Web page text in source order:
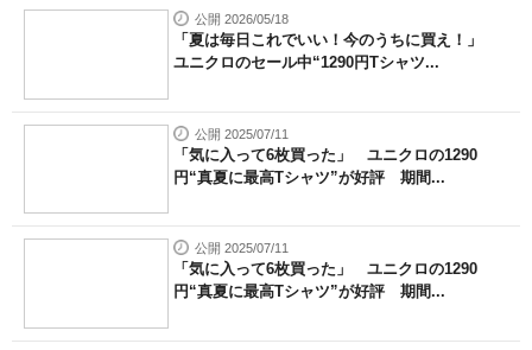
公開 2026/05/18
「夏は毎日これでいい！今のうちに買え！」
ユニクロのセール中“1290円Tシャツ...
公開 2025/07/11
「気に入って6枚買った」 ユニクロの1290
円“真夏に最高Tシャツ”が好評 期間...
公開 2025/07/11
「気に入って6枚買った」 ユニクロの1290
円“真夏に最高Tシャツ”が好評 期間...